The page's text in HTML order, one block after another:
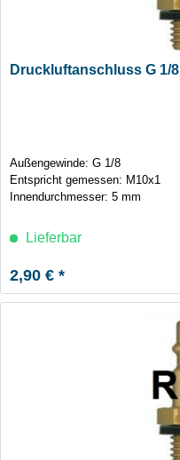
Druckluftanschluss G 1/8
Außengewinde: G 1/8
Entspricht gemessen: M10x1
Innendurchmesser: 5 mm
Lieferbar
2,90 € *